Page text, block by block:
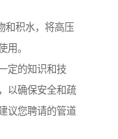
积水，将高压
用。
定的知识和技
以确保安全和疏
议您聘请的管道